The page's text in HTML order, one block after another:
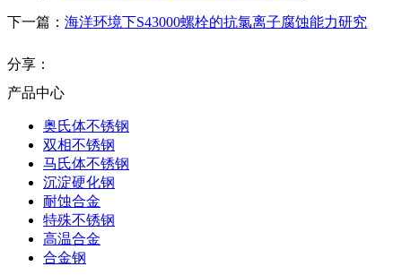
下一篇： 海洋环境下S43000螺栓的抗氯离子腐蚀能力研究
分享：
产品中心
奥氏体不锈钢
双相不锈钢
马氏体不锈钢
沉淀硬化钢
耐蚀合金
特殊不锈钢
高温合金
合金钢